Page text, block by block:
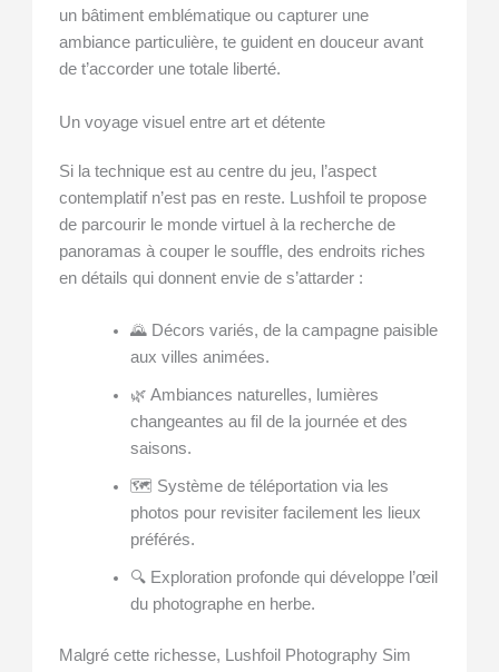
un bâtiment emblématique ou capturer une
ambiance particulière, te guident en douceur avant
de t’accorder une totale liberté.
Un voyage visuel entre art et détente
Si la technique est au centre du jeu, l’aspect
contemplatif n’est pas en reste. Lushfoil te propose
de parcourir le monde virtuel à la recherche de
panoramas à couper le souffle, des endroits riches
en détails qui donnent envie de s’attarder :
🌄 Décors variés, de la campagne paisible
aux villes animées.
🌿 Ambiances naturelles, lumières
changeantes au fil de la journée et des
saisons.
🗺️ Système de téléportation via les
photos pour revisiter facilement les lieux
préférés.
🔍 Exploration profonde qui développe l’œil
du photographe en herbe.
Malgré cette richesse, Lushfoil Photography Sim